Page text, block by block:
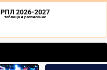
РПЛ 2026-2027
таблица и расписание